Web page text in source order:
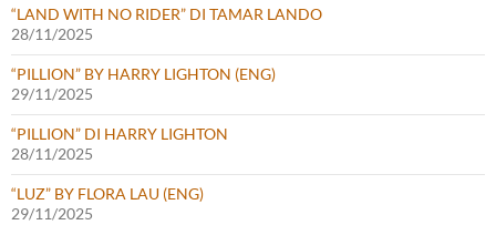
“LAND WITH NO RIDER” DI TAMAR LANDO
28/11/2025
“PILLION” BY HARRY LIGHTON (ENG)
29/11/2025
“PILLION” DI HARRY LIGHTON
28/11/2025
“LUZ” BY FLORA LAU (ENG)
29/11/2025